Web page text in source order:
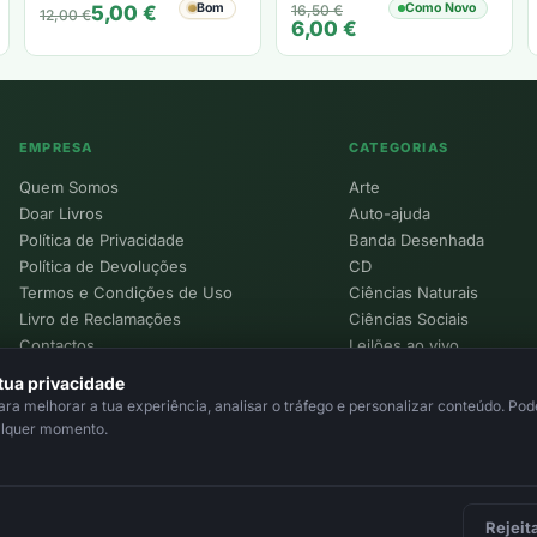
12,00€
O
original
era:
5,00 €
O
atual
é:
Bom 16,50€
O
preço
original
era:
6,00 €
O
preço
atual
é:
Como Novo
EMPRESA
Quem Somos
Doar Livros
Política de Privacidade
Política de Devoluções
Termos e Condições de Uso
Livro de Reclamações
Contactos
CATEGORIAS
Arte
Auto-ajuda
Banda Desenhada
CD
Ciências Naturais
Ciências Sociais
Leilões ao vivo
privacidade
melhorar a tua experiência, analisar o tráfego e personalizar conteúdo.
momento.